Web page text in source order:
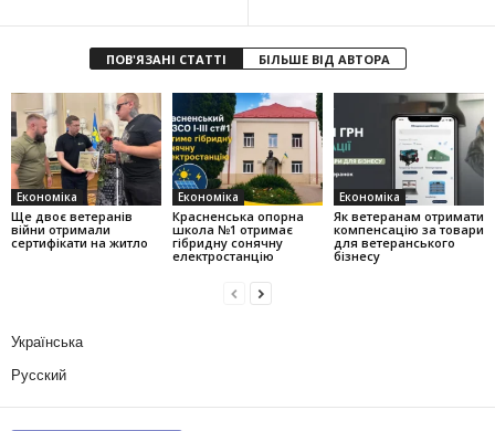
ПОВ'ЯЗАНІ СТАТТІ БІЛЬШЕ ВІД АВТОРА
Економіка
Ще двоє ветеранів
війни отримали
сертифікати на житло
Економіка
Красненська опорна
школа №1 отримає
гібридну сонячну
електростанцію
Економіка
Як ветеранам отримати
компенсацію за товари
для ветеранського
бізнесу
Українська
Русский